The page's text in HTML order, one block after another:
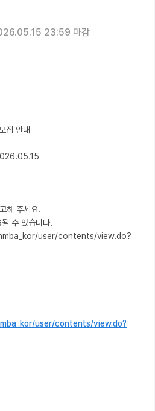
23:59 마감
집 안내
해 주세요.
수 있습니다.
user/contents/view.do?
user/contents/view.do?